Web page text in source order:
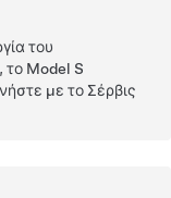
του
το Model S
με το Σέρβις